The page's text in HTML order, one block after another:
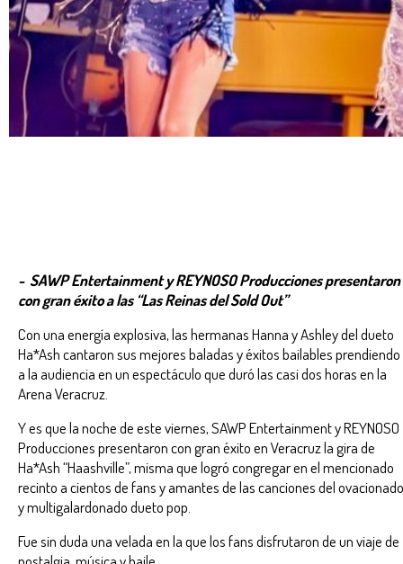
- SAWP Entertainment y REYNOSO Producciones presentaron
con gran éxito a las “Las Reinas del Sold Out”
Con una energía explosiva, las hermanas Hanna y Ashley del dueto
Ha*Ash cantaron sus mejores baladas y éxitos bailables prendiendo
a la audiencia en un espectáculo que duró las casi dos horas en la
Arena Veracruz.
Y es que la noche de este viernes, SAWP Entertainment y REYNOSO
Producciones presentaron con gran éxito en Veracruz la gira de
Ha*Ash “Haashville”, misma que logró congregar en el mencionado
recinto a cientos de fans y amantes de las canciones del ovacionado
y multigalardonado dueto pop.
Fue sin duda una velada en la que los fans disfrutaron de un viaje de
nostalgia, música y baile.